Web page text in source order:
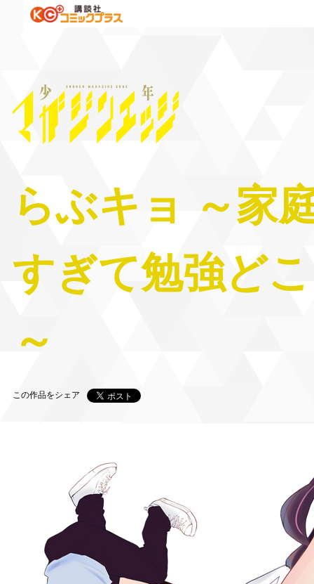
らぶキョ ～家
すぎて勉強ど
～
この作品をシェア